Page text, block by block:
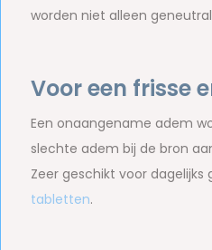
worden niet alleen
Voor een frisse
Een onaangename adem
slechte adem bij de bron
Zeer geschikt voor
tabletten.